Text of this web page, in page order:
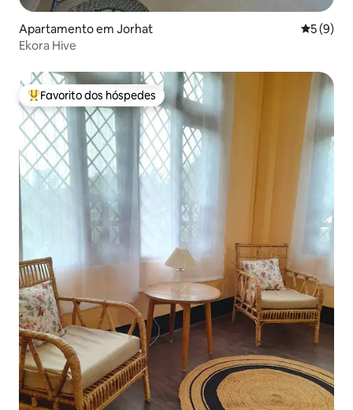
Apartamento em Jorhat
5 (9)
Ekora Hive
Favoritos dos hóspedes mais apreciados
Favorito dos hóspedes